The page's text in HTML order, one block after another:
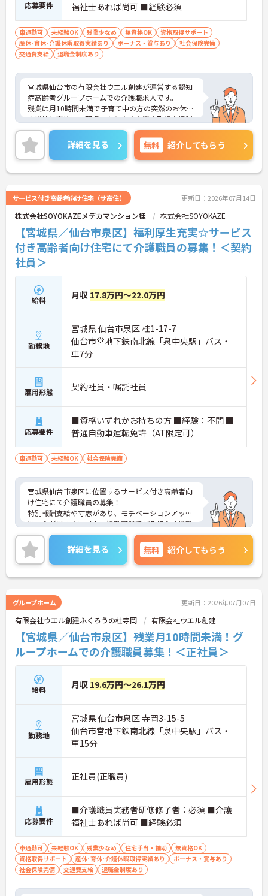
応募要件 福祉士あれば尚可 ■経験必須
車通勤可 未経験OK 残業少なめ 無資格OK
資格取得サポート
産休･育休･介護休暇取得実績あり
ボーナス・賞与あり
社会保険完備
交通費支給
退職金制度あり
宮城県仙台市の有限会社ウエル創建が運営する認知
症高齢者グループホームでの介護職求人です。
残業は月10時間未満で子育て中の方の突然のお休み
や学校行事等への配慮もあります♪資格取得支援制
度もありスキルアップを目指す方にもおすすめで
す。
ご興味のある方には、面接対策ポイントなどさらに
詳細をお話いたしますので、お気軽にご相談くださ
い。
詳細を見る 無料 紹介してもらう
サービス付き高齢者向け住宅（サ高住） 更新日：2026年07月14日
株式会社SOYOKAZEメデカマンション桂 株式会社SOYOKAZE
【宮城県／仙台市泉区】福利厚生充実☆サービス
付き高齢者向け住宅にて介護職員の募集！＜契約
社員＞
給料 月収 17.8万円～22.0万円
勤務地
宮城県 仙台市泉区 桂1-17-7
仙台市営地下鉄南北線「泉中央駅」バス・
車7分
雇用形態 契約社員・嘱託社員
応募要件
■資格いずれかお持ちの方 ■経験：不問 ■
普通自動車運転免許（AT限定可）
車通勤可 未経験OK 社会保険完備
宮城県仙台市泉区に位置するサービス付き高齢者向
け住宅にて介護職員の募集！
特別報酬支給や寸志があり、モチベーションアップ
につながます♪マイカー通勤可能でご負担なく通勤
いただけます。
ご興味のある方には、面接対策ポイントなど、さら
に詳細をご案内しますのでお気軽にご相談くださ
い！
詳細を見る 無料 紹介してもらう
グループホーム 更新日：2026年07月07日
有限会社ウエル創建ふくろうの杜寺岡 有限会社ウエル創建
【宮城県／仙台市泉区】残業月10時間未満！グ
ループホームでの介護職員募集！＜正社員＞
給料 月収 19.6万円～26.1万円
勤務地
宮城県 仙台市泉区 寺岡3-15-5
仙台市営地下鉄南北線「泉中央駅」バス・
車15分
雇用形態 正社員(正職員)
応募要件
■介護職員実務者研修修了者：必須 ■介護
福祉士あれば尚可 ■経験必須
車通勤可 未経験OK 残業少なめ 住宅手当・補助
無資格OK
資格取得サポート
産休･育休･介護休暇取得実績あり
ボーナス・賞与あり
社会保険完備
交通費支給 退職金制度あり